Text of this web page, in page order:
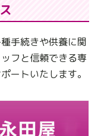
手続きや供養に関
フと信頼できる専
ートいたします。